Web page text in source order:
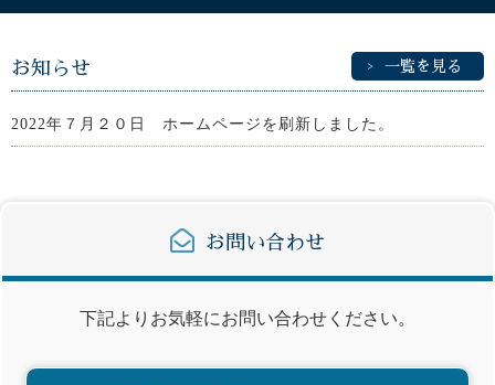
お知らせ 一覧を見る
2022年７月２０日 ホームページを刷新しました。
お問い合わせ
下記よりお気軽にお問い合わせください。